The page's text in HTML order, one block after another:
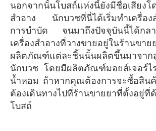
นอกจากนั้นโบสถ์แห่งนี้ยังมีชื่อเสียงโด่งดังจากเครื่อง
สำอาง นักบวชที่นี่ได้เริ่มทำเครื่อง
การบำบัด จนมาถึงปัจจุบันนี้ได้กลา
เครื่องสำอางที่วางขายอยู่ในร้านขาย
ผลิตภัณฑ์แต่ละชิ้นนั้นผลิตขึ้นมาจาก
นักบวช โดยมีผลิตภัณฑ์มอยส์เจอร์ไ
น้ำหอม ถ้าหากคุณต้องการจะซื้อสิน
ต้องเดินทางไปที่ร้านขายยาที่ตั้งอยู่ที่
โบสถ์